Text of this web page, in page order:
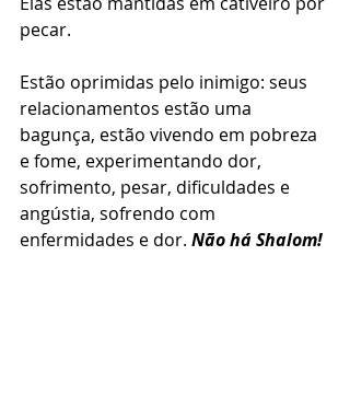
pecar.
Estão oprimidas pelo inimigo: seus
relacionamentos estão uma
bagunça, estão vivendo em pobreza
e fome, experimentando dor,
sofrimento, pesar, dificuldades e
angústia, sofrendo com
enfermidades e dor. Não há Shalom!